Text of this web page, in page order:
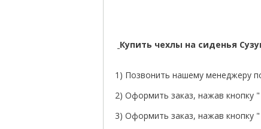
Купить чехлы на сиденья
1) Позвонить нашему менеджеру
2) Оформить заказ, нажав кнопку
3) Оформить заказ, нажав кнопку